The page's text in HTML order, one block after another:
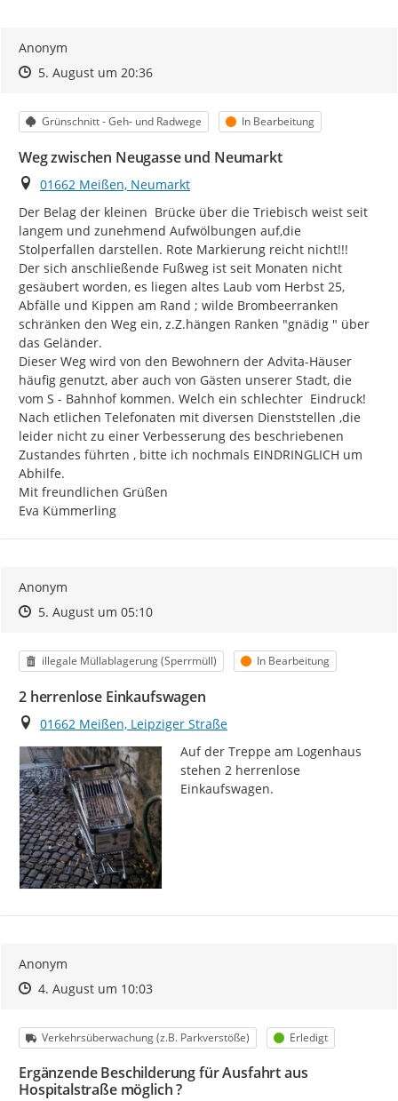
Anonym
Zeitpunkt des Erstellens
Zeitpunkt des Erstellens
5. August um 20:36Zur Äußerung
Kategorie
Grünschnitt - Geh- und Radwege Status
In Bearbeitung
Weg zwischen Neugasse und Neumarkt
Ort
01662 Meißen, Neumarkt
Der Belag der kleinen  Brücke über die Triebisch weist seit
langem und zunehmend Aufwölbungen auf,die
Stolperfallen darstellen. Rote Markierung reicht nicht!!!
Der sich anschließende Fußweg ist seit Monaten nicht
gesäubert worden, es liegen altes Laub vom Herbst 25,
Abfälle und Kippen am Rand ; wilde Brombeerranken
schränken den Weg ein, z.Z.hängen Ranken "gnädig " über
das Geländer.
Dieser Weg wird von den Bewohnern der Advita-Häuser
häufig genutzt, aber auch von Gästen unserer Stadt, die
vom S - Bahnhof kommen. Welch ein schlechter  Eindruck!
Nach etlichen Telefonaten mit diversen Dienststellen ,die
leider nicht zu einer Verbesserung des beschriebenen
Zustandes führten , bitte ich nochmals EINDRINGLICH um
Abhilfe.
Mit freundlichen Grüßen
Eva Kümmerling
Anonym
Zeitpunkt des Erstellens
Zeitpunkt des Erstellens
5. August um 05:10Zur Äußerung
Kategorie
illegale Müllablagerung (Sperrmüll) Status
In Bearbeitung
2 herrenlose Einkaufswagen
Ort
01662 Meißen, Leipziger Straße
Auf der Treppe am Logenhaus
stehen 2 herrenlose
Einkaufswagen.
Anonym
Zeitpunkt des Erstellens
Zeitpunkt des Erstellens
4. August um 10:03Zur Äußerung
Kategorie
Verkehrsüberwachung (z.B. Parkverstöße) Status
Erledigt
Ergänzende Beschilderung für Ausfahrt aus
Hospitalstraße möglich ?